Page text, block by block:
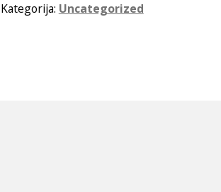
NSK
Kategorija: Uncategorized